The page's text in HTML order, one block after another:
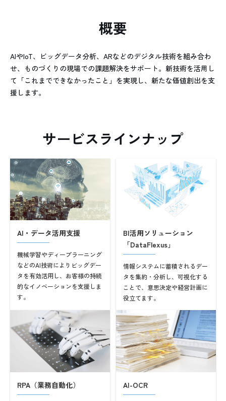
概要
AIやIoT、ビッグデータ分析、ARなどのデジタル技術を組み合わ
せ、ものづくりの現場での課題解決をサポート。新技術を活用し
て「これまでできなかったこと」を実現し、新たな価値創出を支
援します。
サービスラインナップ
AI・データ活用支援
機械学習やディープラーニング
などのAI技術によりビッグデー
タを有効活用し、お客様の持続
的なイノベーションを支援しま
す。
BI活用ソリューション
「DataFlexus」
情報システムに蓄積されるデー
タを集約・分析し、可視化する
ことで、意思決定や経営計画に
役立てます。
RPA（業務自動化） AI-OCR